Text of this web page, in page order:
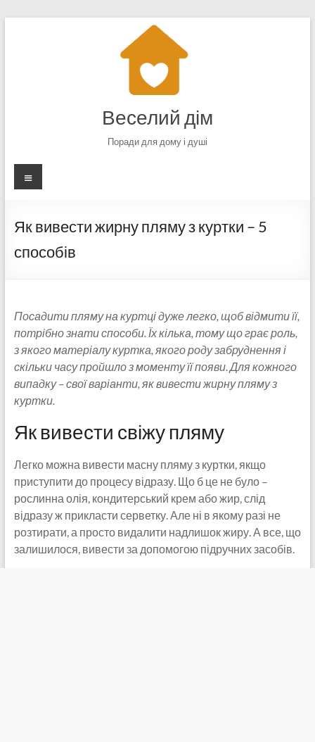
Веселий дім
Поради для дому і душі
Меню
Як вивести жирну пляму з куртки – 5
способів
Посадити пляму на куртці дуже легко, щоб відмити її,
потрібно знати способи. Їх кілька, тому що грає роль,
з якого матеріалу куртка, якого роду забруднення і
скільки часу пройшло з моменту її появи. Для кожного
випадку – свої варіанти, як вивести жирну пляму з
куртки.
Як вивести свіжу пляму
Легко можна вивести масну пляму з куртки, якщо
приступити до процесу відразу. Що б це не було –
рослинна олія, кондитерський крем або жир, слід
відразу ж прикласти серветку. Але ні в якому разі не
розтирати, а просто видалити надлишок жиру. А все, що
залишилося, вивести за допомогою підручних засобів.